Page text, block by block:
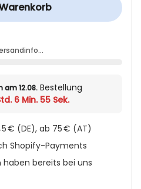
12.08.Bestellung
6 Min. 55 Sek.
€ (DE), ab 75 € (AT)
Shopify-Payments
haben bereits bei uns